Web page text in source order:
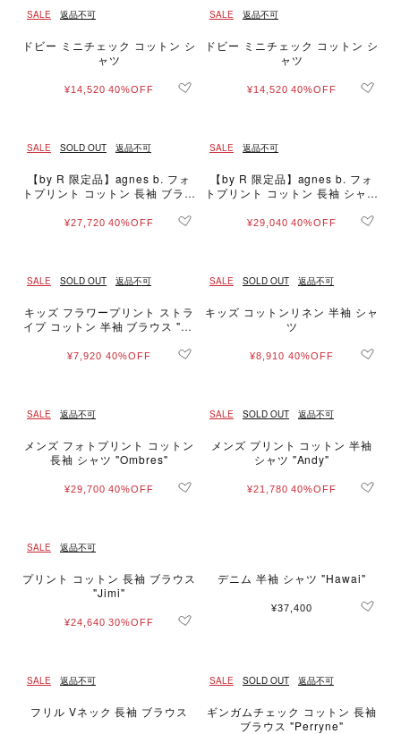
SALE 返品不可
ドビー ミニチェック コットン シ
ャツ
¥14,520 40%OFF
SALE 返品不可
ドビー ミニチェック コットン シ
ャツ
¥14,520 40%OFF
SALE SOLD OUT 返品不可
【by R 限定品】agnes b. フォ
トプリント コットン 長袖 ブラウ
¥27,720 40%OFF
SALE 返品不可
【by R 限定品】agnes b. フォ
トプリント コットン 長袖 シャツ
¥29,040 40%OFF
SALE SOLD OUT 返品不可
キッズ フラワープリント ストラ
イプ コットン 半袖 ブラウス "Zo
¥7,920 40%OFF
SALE SOLD OUT 返品不可
キッズ コットンリネン 半袖 シャ
ツ
¥8,910 40%OFF
SALE 返品不可
メンズ フォトプリント コットン
長袖 シャツ "Ombres"
¥29,700 40%OFF
SALE SOLD OUT 返品不可
メンズ プリント コットン 半袖
シャツ "Andy"
¥21,780 40%OFF
SALE 返品不可
プリント コットン 長袖 ブラウス
"Jimi"
¥24,640 30%OFF
デニム 半袖 シャツ "Hawai"
¥37,400
SALE 返品不可
フリル Vネック 長袖 ブラウス
SALE SOLD OUT 返品不可
ギンガムチェック コットン 長袖
ブラウス "Perryne"